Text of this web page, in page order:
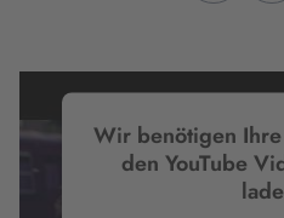
Wir benötigen
den YouTube